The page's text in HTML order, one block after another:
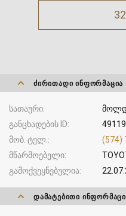
ᲫᲘᲠᲘᲗᲐᲓᲘ ᲘᲜᲤᲝᲠᲛᲐᲪᲘᲐ
სათაური
განცხადების ID
მობ. ტელ.
(574)
მწარმოებელი
გამოქვეყნებულია
ᲓᲐᲛᲐᲢᲔᲑᲘᲗᲘ